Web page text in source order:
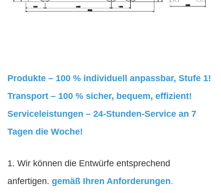
Produkte – 100 % individuell anpassbar, Stufe 1!
Transport – 100 % sicher, bequem, effizient!
Serviceleistungen – 24-Stunden-Service an 7
Tagen die Woche!
1. Wir können die Entwürfe entsprechend
anfertigen. gemäß Ihren Anforderungen.